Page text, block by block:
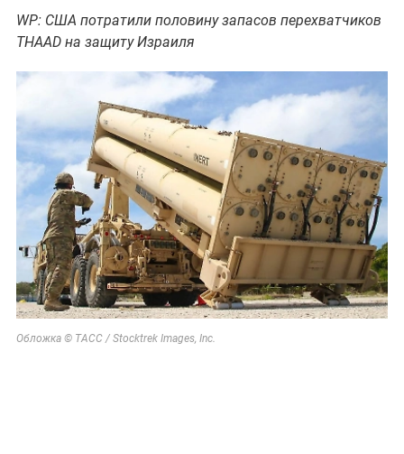
WP: США потратили половину запасов перехватчиков
THAAD на защиту Израиля
Обложка © ТАСС / Stocktrek Images, Inc.